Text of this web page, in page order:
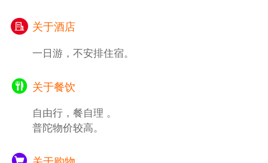
关于酒店
一日游，不安排住宿。
关于餐饮
自由行，餐自理 。
普陀物价较高。